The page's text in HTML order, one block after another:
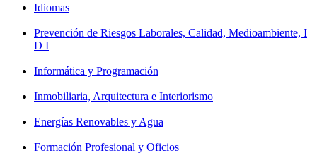
Idiomas
Prevención de Riesgos Laborales, Calidad, Medioambiente, I
D I
Informática y Programación
Inmobiliaria, Arquitectura e Interiorismo
Energías Renovables y Agua
Formación Profesional y Oficios